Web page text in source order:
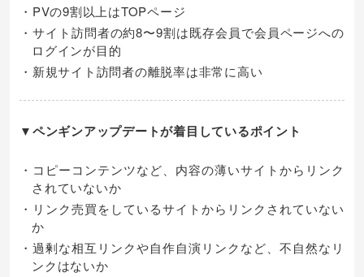
・PVの9割以上はTOPページ
・サイト訪問者の約8〜9割は既存会員で会員ページへの
ログインが目的
・新規サイト訪問者の離脱率は非常に高い
▼ペンギンアップデートが着目しているポイント
・コピーコンテンツなど、内容の薄いサイトからリンク
されていないか
・リンク売買をしているサイトからリンクされていない
か
・過剰な相互リンクや自作自演リンクなど、不自然なリ
ンクはないか